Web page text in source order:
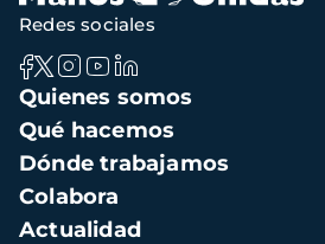
Navegación
principal
Quienes somos
Qué hacemos
Dónde trabajamos
Colabora
Actualidad
Redes sociales